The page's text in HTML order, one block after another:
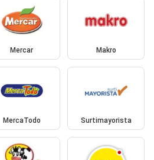
Mercar Makro
MercaTodo Surtimayorista